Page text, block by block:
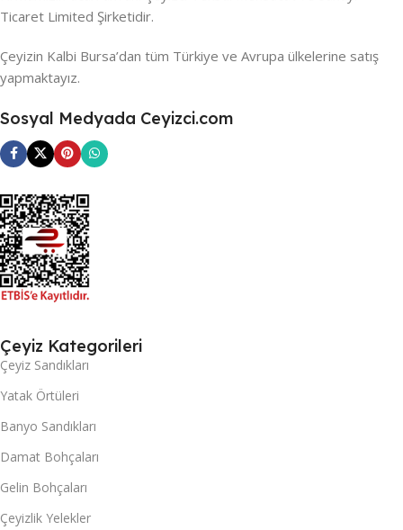
Ticaret Limited Şirketidir.
Çeyizin Kalbi Bursa’dan tüm Türkiye ve Avrupa ülkelerine satış
yapmaktayız.
Sosyal Medyada Ceyizci.com
Çeyiz Kategorileri
Çeyiz Sandıkları
Yatak Örtüleri
Banyo Sandıkları
Damat Bohçaları
Gelin Bohçaları
Çeyizlik Yelekler